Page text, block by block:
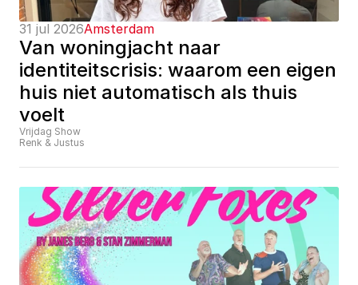
31 jul 2026Amsterdam
Van woningjacht naar
identiteitscrisis: waarom een eigen
huis niet automatisch als thuis
voelt
Vrijdag Show
Renk & Justus